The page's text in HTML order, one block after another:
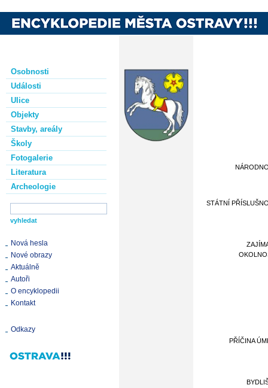
Osobnosti
Události
Ulice
Objekty
Stavby, areály
Školy
Fotogalerie
Literatura
Archeologie
Nová hesla
Nové obrazy
Aktuálně
Autoři
O encyklopedii
Kontakt
Odkazy
STÁTNÍ
PŘÍČINA